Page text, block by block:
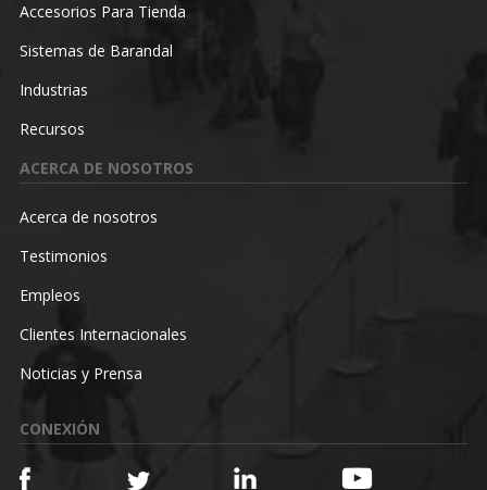
Accesorios Para Tienda
Sistemas de Barandal
Industrias
Recursos
ACERCA DE NOSOTROS
Acerca de nosotros
Testimonios
Empleos
Clientes Internacionales
Noticias y Prensa
CONEXIÓN